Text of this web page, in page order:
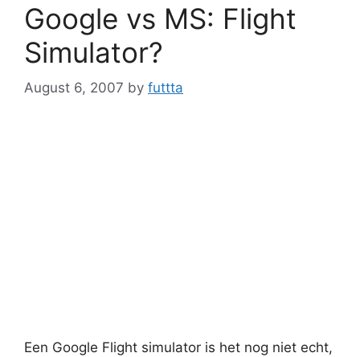
Google vs MS: Flight
Simulator?
August 6, 2007 by futtta
Een Google Flight simulator is het nog niet echt,